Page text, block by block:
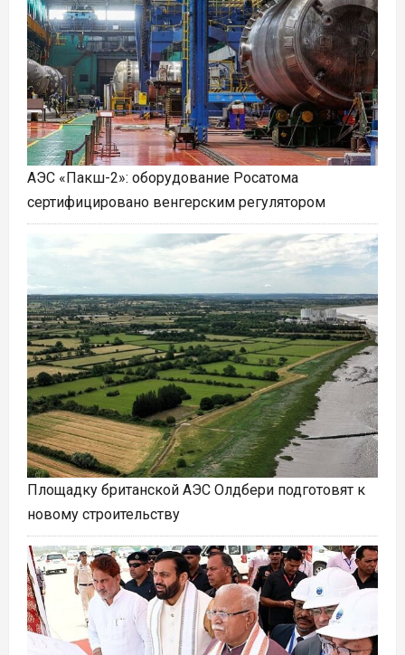
АЭС «Пакш-2»: оборудование Росатома
сертифицировано венгерским регулятором
Площадку британской АЭС Олдбери подготовят к
новому строительству